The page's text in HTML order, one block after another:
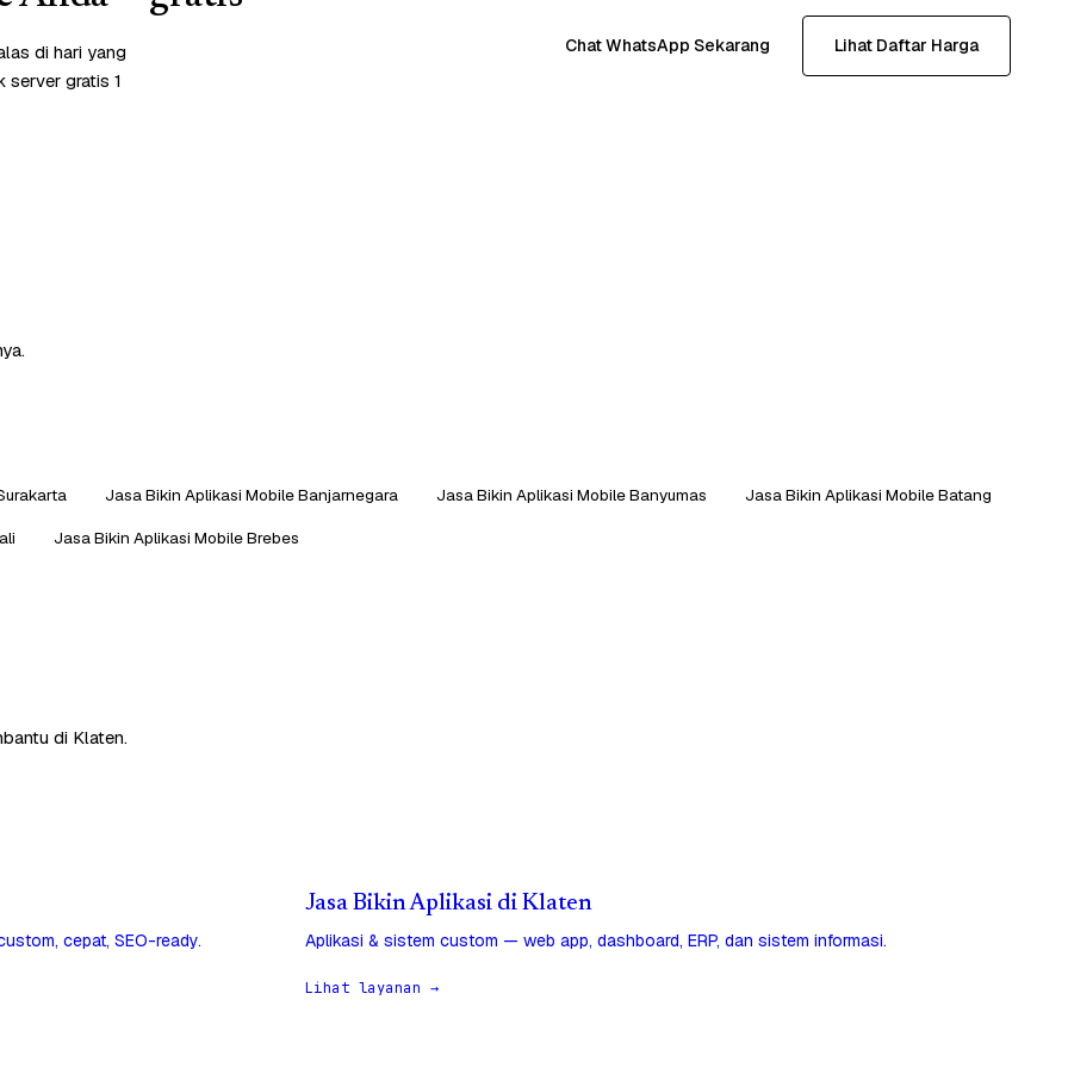
di hari yang
gratis 1
Chat WhatsApp Sekarang Lihat Daftar Harga
Jasa Bikin Aplikasi Mobile Banjarnegara Jasa Bikin Aplikasi Mobile Banyumas
Jasa Bikin Aplikasi Mobile Batang
Jasa Bikin Aplikasi Mobile Brebes
di Klaten.
cepat, SEO-ready.
Jasa Bikin Aplikasi di Klaten
Aplikasi & sistem custom — web app, dashboard, ERP, dan sistem informasi.
Lihat layanan →